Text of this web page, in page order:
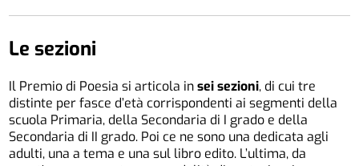
Le sezioni
Il Premio di Poesia si articola insei sezioni, di cui tre
distinte per fasce d’età corrispondenti ai segmenti della
scuola Primaria, della Secondaria di I grado e della
Secondaria di II grado. Poi ce ne sono una dedicata agli
adulti, una a tema e una sul libro edito. L’ultima, da